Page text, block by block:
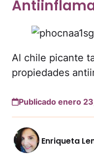
Al chile picante
propiedades
Publicado enero
Enriqueta